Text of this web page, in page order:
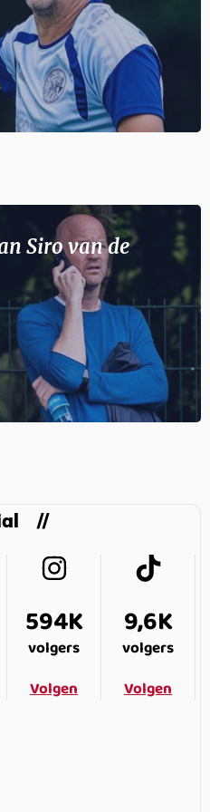
Siro van de
594K
volgers
Volgen
9,6K
volgers
Volgen